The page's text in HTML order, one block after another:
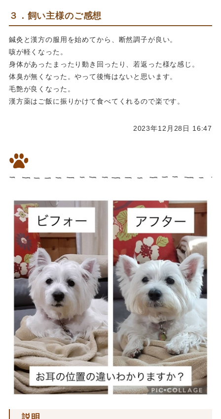
３．飼い主様のご感想
鍼灸と漢方の服用を始めてから、断然調子が良い。
咳が軽くなった。
身体があったまったり動き回ったり、若返った様な感じ。
体臭が無くなった。やって後悔はないと思います。
毛艶が良くなった。
漢方薬はご飯に振りかけて食べてくれるので楽です。
2023年12月28日 16:47